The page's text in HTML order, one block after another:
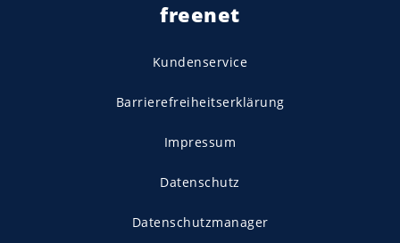
freenet
Kundenservice
Barrierefreiheitserklärung
Impressum
Datenschutz
Datenschutzmanager